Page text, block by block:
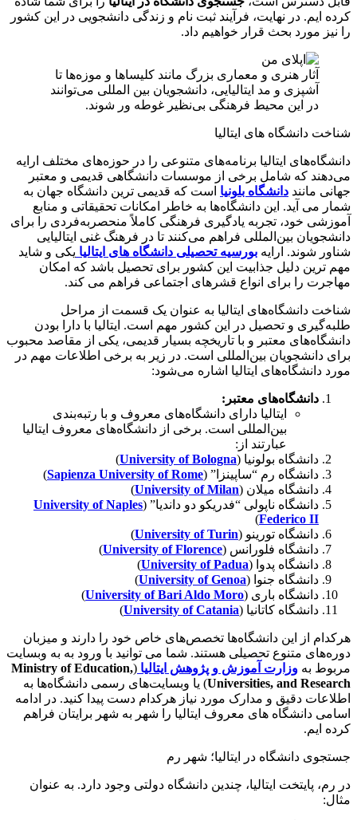
کرده ایم. در نهایت، فرآیند ثبت نام و زندگی دانشجویی در این کشور
را نیز مورد بحث قرار خواهیم داد.
آثار هنری و معماری بزرگ مانند کلیساها و موزه‌ها تا
آشپزی و مد ایتالیایی، دانشجویان بین المللی می‌توانند
در این محیط فرهنگی بی‌نظیر غوطه ور شوند.
شناخت دانشگاه های ایتالیا
دانشگاه‌های ایتالیا برنامه‌های متنوعی را در حوزه‌های مختلف ارایه
می‌دهند که شامل برخی از موسسات دانشگاهی قدیمی و معتبر
جهانی مانند دانشگاه بلونیا است که قدیمی ترین دانشگاه جهان به
شمار می آید. این دانشگاه‌ها به خاطر امکانات تحقیقاتی و منابع
آموزشی خود، تجربه یادگیری فرهنگی کاملاً منحصربه‌فردی را برای
دانشجویان بین‌المللی فراهم می‌کنند تا در فرهنگ غنی ایتالیایی
شناور شوند. ارایه بورسیه تحصیلی دانشگاه های ایتالیا یکی و شاید
مهم ترین دلیل جذابیت این کشور برای تحصیل باشد که امکان
مهاجرت را برای انواع قشرهای اجتماعی فراهم می کند.
شناخت دانشگاه‌های ایتالیا به عنوان یک قسمت از مراحل
طلبه‌گیری و تحصیل در این کشور مهم است. ایتالیا با دارا بودن
دانشگاه‌های معتبر و با تاریخچه بسیار قدیمی، یکی از مقاصد محبوب
برای دانشجویان بین‌المللی است. در زیر به برخی اطلاعات مهم در
مورد دانشگاه‌های ایتالیا اشاره می‌شود:
دانشگاه‌های معتبر:
ایتالیا دارای دانشگاه‌های معروف و با رتبه‌بندی
بین‌المللی است. برخی از دانشگاه‌های معروف ایتالیا
عبارتند از:
دانشگاه بولونیا (University of Bologna
)
دانشگاه رم “ساپینزا” (Sapienza University of Rome
)
دانشگاه میلان (University of Milan
)
دانشگاه ناپولی “فدریکو دو داندیا” (University of Naples
Federico II
)
دانشگاه تورینو (University of Turin
)
دانشگاه فلورانس (University of Florence
)
دانشگاه پدوا (University of Padua
)
دانشگاه جنوا (University of Genoa
)
دانشگاه باری (University of Bari Aldo Moro
)
دانشگاه کاتانیا (University of Catania
)
هرکدام از این دانشگاه‌ها تخصص‌های خاص خود را دارند و میزبان
دوره‌های متنوع تحصیلی هستند. شما می توانید با ورود به به وبسایت
مربوط به وزارت آموزش و پژوهش ایتالیا (
Ministry of Education,
Universities, and Research) یا وبسایت‌های رسمی دانشگاه‌ها به
اطلاعات دقیق و مدارک مورد نیاز هرکدام دست پیدا کنید. در ادامه
اسامی دانشگاه های معروف ایتالیا را شهر به شهر برایتان فراهم
کرده ایم.
جستجوی دانشگاه در ایتالیا؛ شهر رم
در رم، پایتخت ایتالیا، چندین دانشگاه دولتی وجود دارد. به عنوان
مثال: